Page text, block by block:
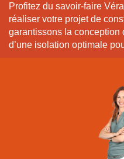
Profitez du savoir-faire
réaliser votre projet de
garantissons la conception
d’une isolation optimale